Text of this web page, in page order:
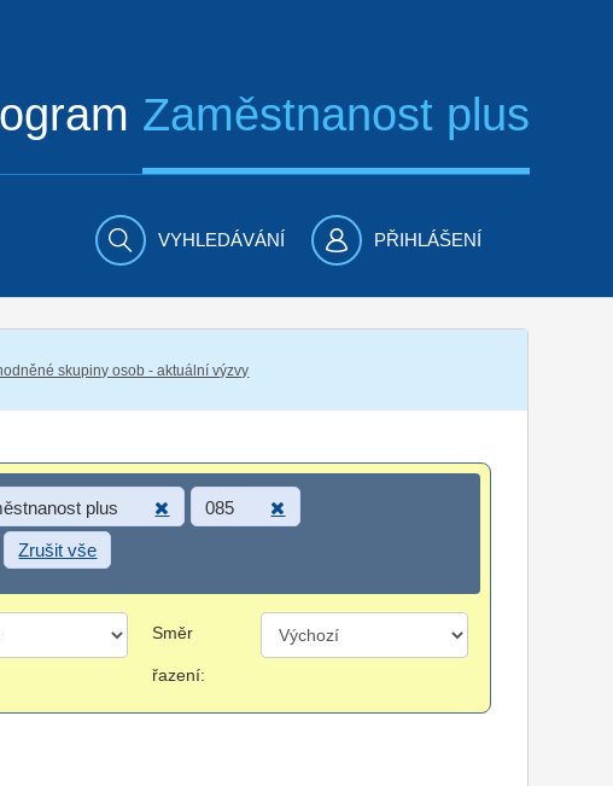
Zaměstnanost plus
VYHLEDÁVÁNÍ PŘIHLÁŠENÍ
skupiny osob - aktuální výzvy
plus 085
Zrušit vše
Směr
řazení: